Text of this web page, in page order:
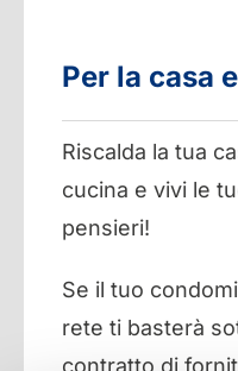
Per la casa
Riscalda la tua
cucina e vivi le
pensieri!
Se il tuo
rete ti basterà
contratto di